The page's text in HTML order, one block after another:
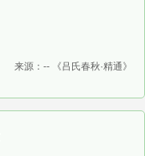
来源：-- 《吕氏春秋·精通》